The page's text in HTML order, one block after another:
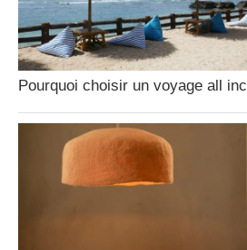
Pourquoi choisir un voyage all